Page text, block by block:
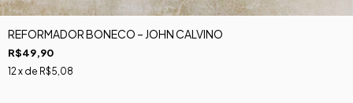
REFORMADOR BONECO – JOHN CALVINO
R$49,90
12 x de R$5,08